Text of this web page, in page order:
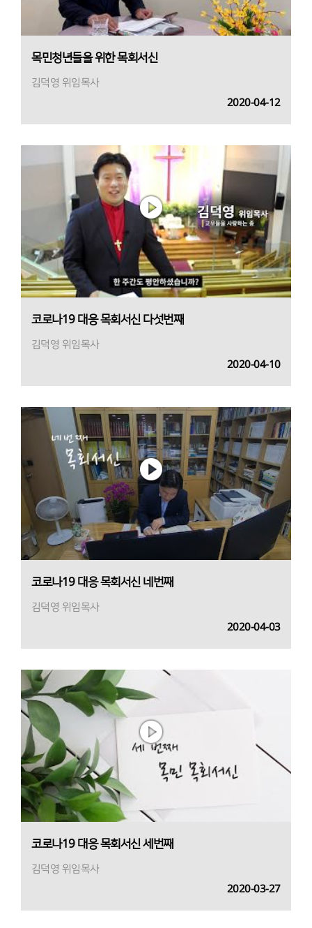
목민청년들을 위한 목회서신
김덕영 위임목사
2020-04-12
코로나19 대응 목회서신 다섯번째
김덕영 위임목사
2020-04-10
코로나19 대응 목회서신 네번째
김덕영 위임목사
2020-04-03
코로나19 대응 목회서신 세번째
김덕영 위임목사
2020-03-27